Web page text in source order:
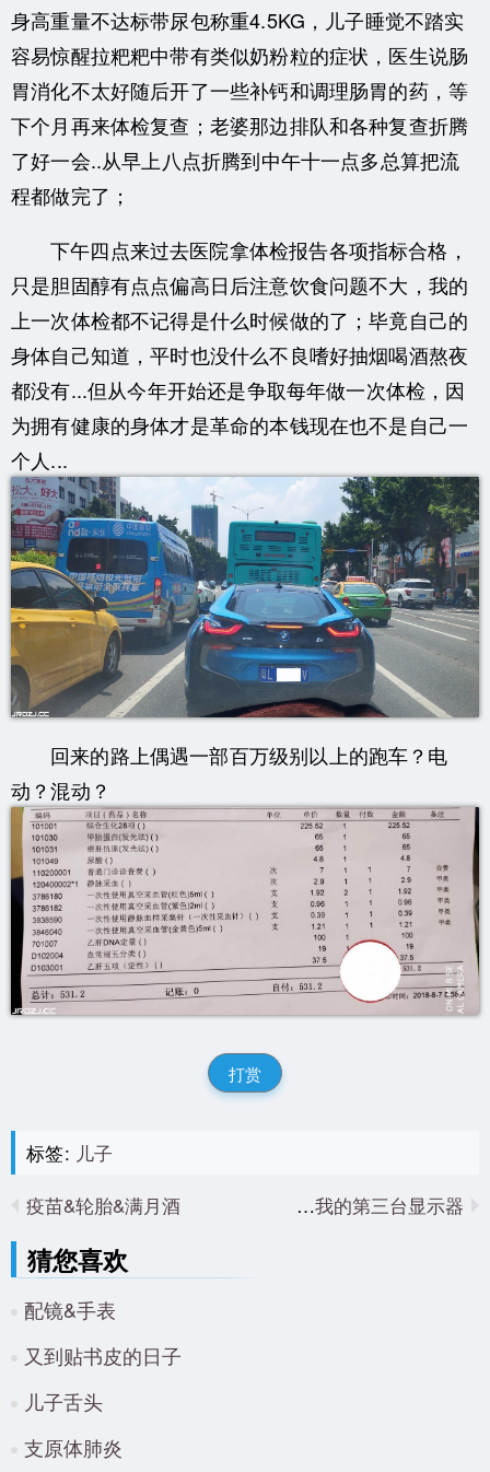
身高重量不达标带尿包称重4.5KG，儿子睡觉不踏实
容易惊醒拉粑粑中带有类似奶粉粒的症状，医生说肠
胃消化不太好随后开了一些补钙和调理肠胃的药，等
下个月再来体检复查；老婆那边排队和各种复查折腾
了好一会..从早上八点折腾到中午十一点多总算把流
程都做完了；
下午四点来过去医院拿体检报告各项指标合格，
只是胆固醇有点点偏高日后注意饮食问题不大，我的
上一次体检都不记得是什么时候做的了；毕竟自己的
身体自己知道，平时也没什么不良嗜好抽烟喝酒熬夜
都没有...但从今年开始还是争取每年做一次体检，因
为拥有健康的身体才是革命的本钱现在也不是自己一
个人...
回来的路上偶遇一部百万级别以上的跑车？电
动？混动？
打赏
标签: 儿子
疫苗&轮胎&满月酒
飞利浦243V7QDSB，我的第三台显示器
猜您喜欢
配镜&手表
又到贴书皮的日子
儿子舌头
支原体肺炎